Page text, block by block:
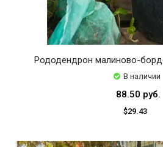
Рододендрон малиново-
В наличии
88.50 руб.
$29.43